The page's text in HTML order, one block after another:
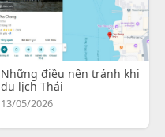
Những điều nên tránh khi
du lịch Thái
13/05/2026